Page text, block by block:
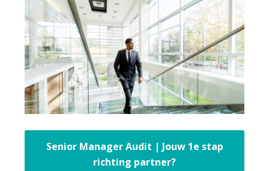
Senior Manager Audit | Jouw 1e stap
richting partner?